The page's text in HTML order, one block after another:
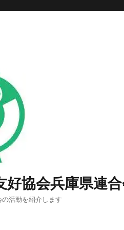
好協会兵庫県連
活動を紹介します